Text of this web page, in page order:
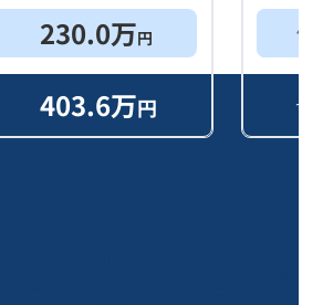
230.0万円
403.6万円
他
セ